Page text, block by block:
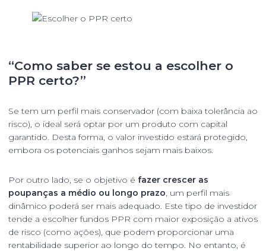
“Como saber se estou a escolher o
PPR certo?”
Se tem um perfil mais conservador (com baixa tolerância ao
risco), o ideal será optar por um produto com capital
garantido. Desta forma, o valor investido estará protegido,
embora os potenciais ganhos sejam mais baixos.
Por outro lado, se o objetivo é fazer crescer as
poupanças a médio ou longo prazo, um perfil mais
dinâmico poderá ser mais adequado. Este tipo de investidor
tende a escolher fundos PPR com maior exposição a ativos
de risco (como ações), que podem proporcionar uma
rentabilidade superior ao longo do tempo. No entanto, é